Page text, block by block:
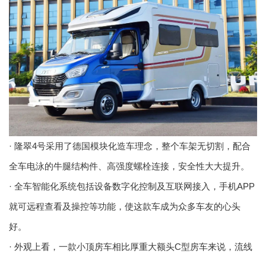
· 隆翠4号采用了德国模块化造车理念，整个车架无切割，配合
全车电泳的牛腿结构件、高强度螺栓连接，安全性大大提升。
· 全车智能化系统包括设备数字化控制及互联网接入，手机APP
就可远程查看及操控等功能，使这款车成为众多车友的心头
好。
· 外观上看，一款小顶房车相比厚重大额头C型房车来说，流线